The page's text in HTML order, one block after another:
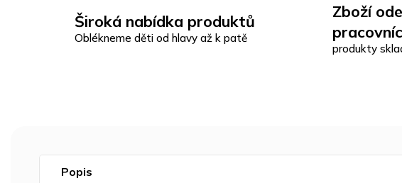
Široká nabídka produktů
Oblékneme děti od hlavy až k patě
Zboží
produkty
Popis